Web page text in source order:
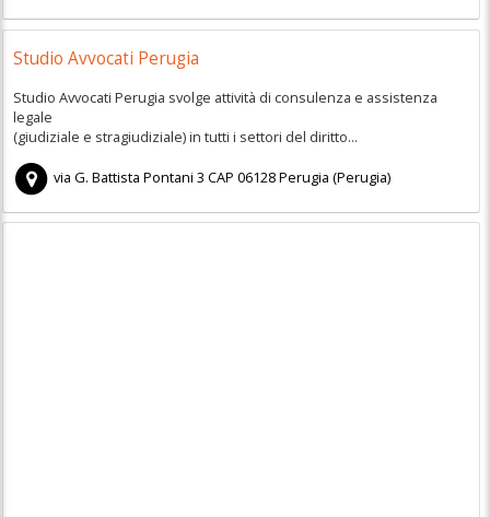
Studio Avvocati Perugia
Studio Avvocati Perugia svolge attività di consulenza e assistenza
legale
(giudiziale e stragiudiziale) in tutti i settori del diritto...
via G. Battista Pontani 3 CAP06128Perugia (Perugia)